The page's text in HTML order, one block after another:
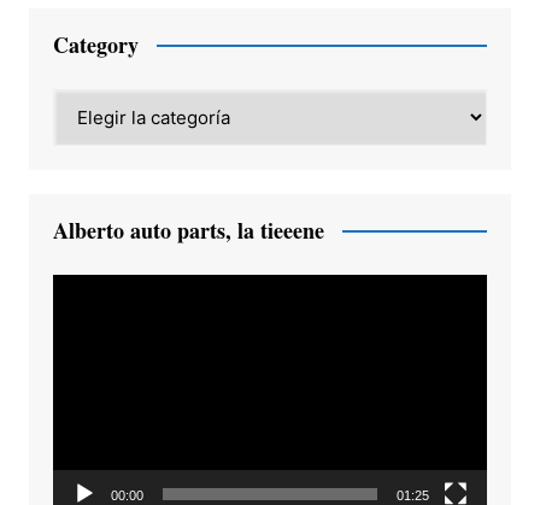
Category
Alberto auto parts, la tieeene
00:00 01:25